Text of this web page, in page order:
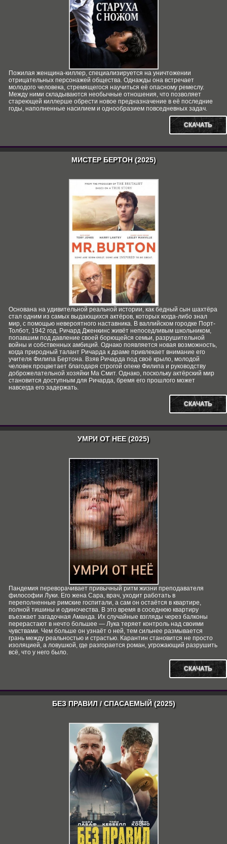
Пожилая женщина-киллер, специализируется на уничтожении
отрицательных персонажей общества. Однажды она встречает
молодого человека, стремящегося научиться её опасному ремеслу.
Между ними складываются необычные отношения, что позволяет
стареющей киллерше обрести новое предназначение в её последние
годы, наполненные насилием и однообразием повседневных задач.
СКАЧАТЬ
МИСТЕР БЕРТОН (2025)
Основана на удивительной реальной истории, как бедный сын шахтёра
стал одним из самых выдающихся актёров, которых когда-либо знал
мир, с помощью невероятного наставника. В валлийском городке Порт-
Толбот, 1942 год, Ричард Дженкинс живёт непоседливым школьником,
попавшим под давление своей борющейся семьи, разрушительной
войны и собственных амбиций. Однако появляется новая возможность,
когда природный талант Ричарда к драме привлекает внимание его
учителя Филипа Бертона. Взяв Ричарда под своё крыло, молодой
человек процветает благодаря строгой опеке Филипа и руководству
доброжелательной хозяйки Ма Смит. Однако, поскольку актёрский мир
становится доступным для Ричарда, бремя его прошлого может
навсегда его задержать.
СКАЧАТЬ
УМРИ ОТ НЕЕ (2025)
Пандемия переворачивает привычный ритм жизни преподавателя
философии Луки. Его жена Сара, врач, уходит работать в
переполненные римские госпитали, а сам он остаётся в квартире,
полной тишины и одиночества. В это время в соседнюю квартиру
въезжает загадочная Аманда. Их случайные взгляды через балконы
перерастают в нечто большее — Лука теряет контроль над своими
чувствами. Чем больше он узнаёт о ней, тем сильнее размывается
грань между реальностью и страстью. Карантин становится не просто
изоляцией, а ловушкой, где разгорается роман, угрожающий разрушить
всё, что у него было.
СКАЧАТЬ
БЕЗ ПРАВИЛ / СПАСАЕМЫЙ (2025)